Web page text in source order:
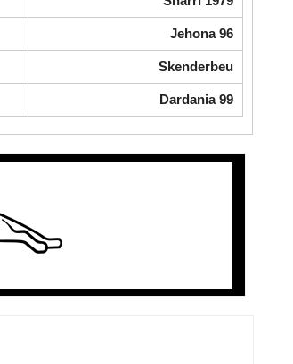
Jehona 96
Skenderbeu
Dardania 99